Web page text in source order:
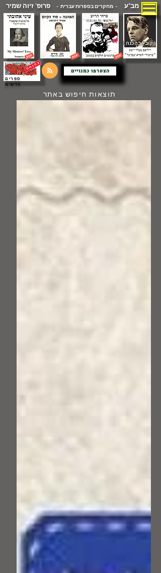
מב"ע - מחקרים בספרות עברית -פרופ' זיוה שמיר
( קובץ בהכנה )
הצטרפו כמנויים
ספרים
חדשים
תוצאות חיפוש באתר